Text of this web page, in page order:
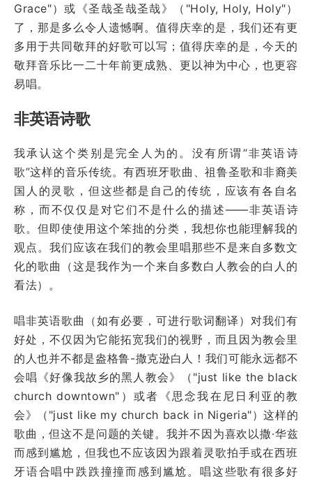
Grace"）或《圣哉圣哉圣哉》（"Holy, Holy, Holy"）
了，那是多么令人遗憾啊。值得庆幸的是，我们还有更
多用于共同敬拜的好歌可以写；值得庆幸的是，今天的
敬拜音乐比一二十年前更成熟、更以神为中心，也更容
易唱。
非英语诗歌
我承认这个类别是完全人为的。没有所谓“非英语诗
歌”这样的音乐传统。有西班牙歌曲、祖鲁圣歌和非裔美
国人的灵歌，但这些都是自己的传统，应该有各自名
称，而不仅仅是对它们不是什么的描述——非英语诗
歌。但即使使用这个笨拙的分类，我想你也能理解我的
观点。我们应该在我们的教会里唱那些不是来自多数文
化的歌曲（这是我作为一个来自多数白人教会的白人的
看法）。
唱非英语歌曲（如有必要，可进行歌词翻译）对我们有
好处，不仅因为它能拓宽我们的视野，而且因为教会里
的人也并不都是盎格鲁-撒克逊白人！我们可能永远都不
会唱《好像我故乡的黑人教会》（"just like the black
church downtown"）或者《思念我在尼日利亚的教
会》（"just like my church back in Nigeria"）这样的
歌曲，但这不是问题的关键。我并不因为喜欢以撒·华兹
而感到尴尬，但我也不应该因为跟着灵歌拍手或在西班
牙语合唱中跌跌撞撞而感到尴尬。唱这些歌有很多好